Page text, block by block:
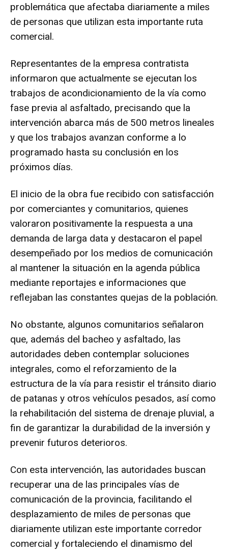
problemática que afectaba diariamente a miles
de personas que utilizan esta importante ruta
comercial.
Representantes de la empresa contratista
informaron que actualmente se ejecutan los
trabajos de acondicionamiento de la vía como
fase previa al asfaltado, precisando que la
intervención abarca más de 500 metros lineales
y que los trabajos avanzan conforme a lo
programado hasta su conclusión en los
próximos días.
El inicio de la obra fue recibido con satisfacción
por comerciantes y comunitarios, quienes
valoraron positivamente la respuesta a una
demanda de larga data y destacaron el papel
desempeñado por los medios de comunicación
al mantener la situación en la agenda pública
mediante reportajes e informaciones que
reflejaban las constantes quejas de la población.
No obstante, algunos comunitarios señalaron
que, además del bacheo y asfaltado, las
autoridades deben contemplar soluciones
integrales, como el reforzamiento de la
estructura de la vía para resistir el tránsito diario
de patanas y otros vehículos pesados, así como
la rehabilitación del sistema de drenaje pluvial, a
fin de garantizar la durabilidad de la inversión y
prevenir futuros deterioros.
Con esta intervención, las autoridades buscan
recuperar una de las principales vías de
comunicación de la provincia, facilitando el
desplazamiento de miles de personas que
diariamente utilizan este importante corredor
comercial y fortaleciendo el dinamismo del